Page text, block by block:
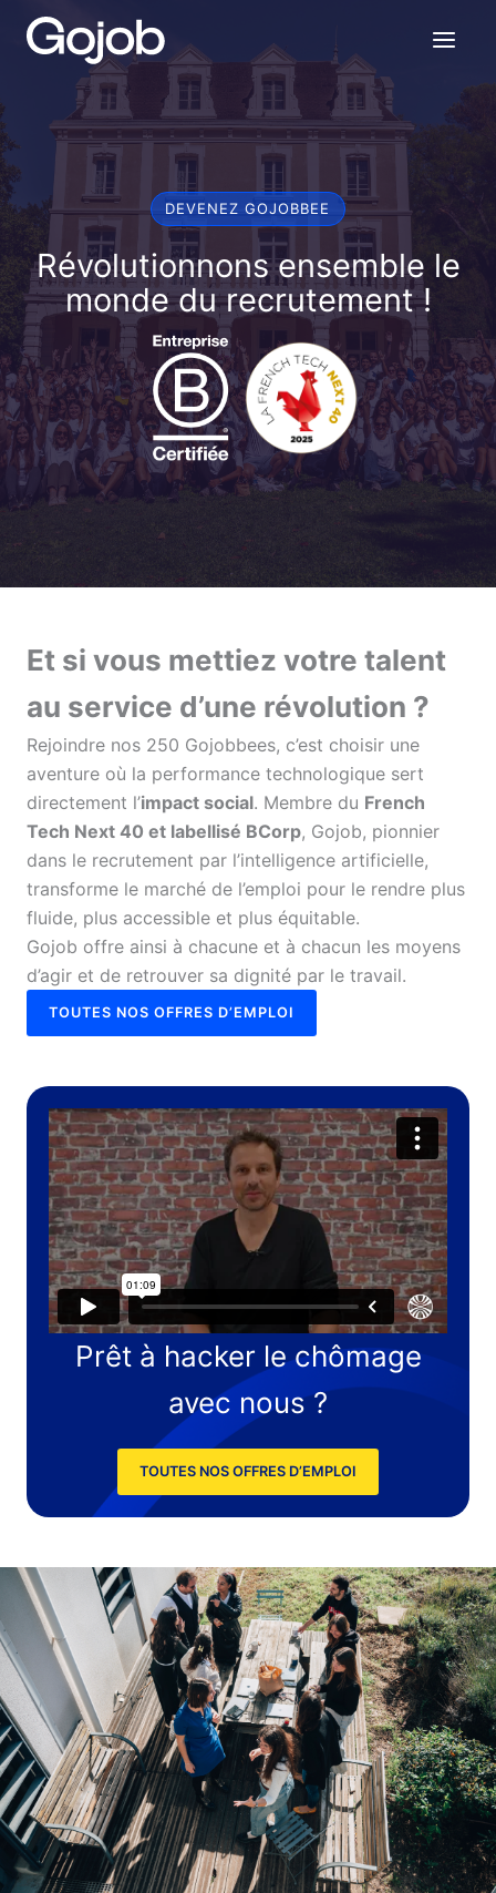
DEVENEZ GOJOBBEE
Révolutionnons ensemble le
monde du recrutement !
Et si vous mettiez votre talent
au service d’une révolution ?
Rejoindre nos 250 Gojobbees, c’est choisir une
aventure où la performance technologique sert
directement l’impact social. Membre du French
Tech Next 40 et labellisé BCorp, Gojob, pionnier
dans le recrutement par l’intelligence artificielle,
transforme le marché de l’emploi pour le rendre plus
fluide, plus accessible et plus équitable.
Gojob offre ainsi à chacune et à chacun les moyens
d’agir et de retrouver sa dignité par le travail.
TOUTES NOS OFFRES D’EMPLOI
Prêt à hacker le chômage
avec nous ?
TOUTES NOS OFFRES D’EMPLOI